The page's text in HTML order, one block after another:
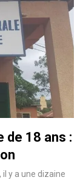
de 18 ans :
il y a une dizaine